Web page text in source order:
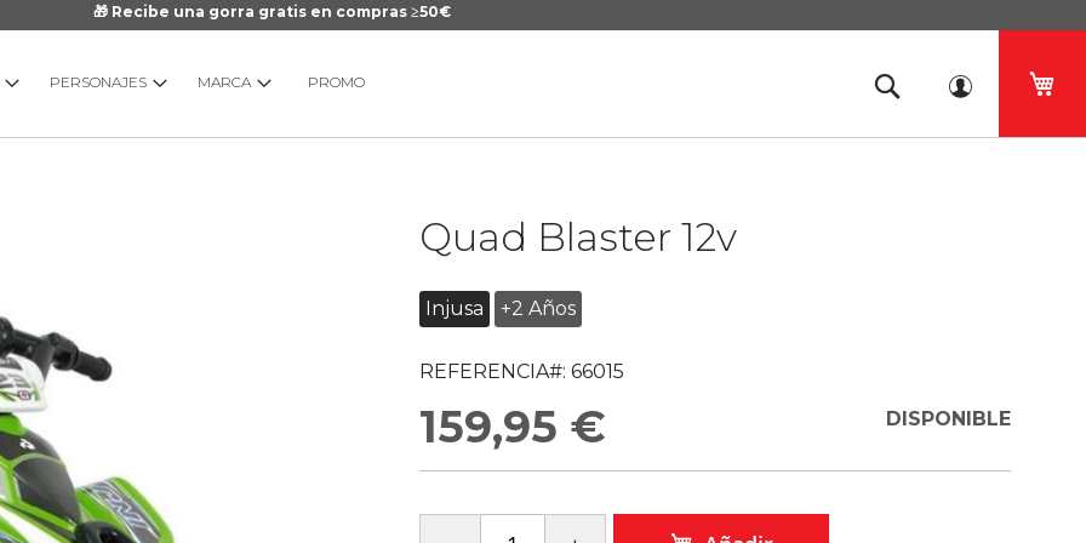
🎁 Recibe una gorra gratis en compras ≥50€
PERSONAJES MARCA PROMO
Quad Blaster 12v
Injusa +2 Años
REFERENCIA#: 66015
159,95 € DISPONIBLE
comienzo
imágenes